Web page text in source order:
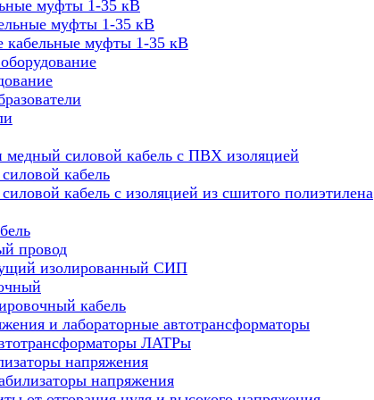
муфты 1-35 кВ
муфты 1-35 кВ
кабельные муфты 1-35 кВ
силовой кабель с ПВХ изоляцией
кабель
кабель с изоляцией из сшитого полиэтилена
провод
изолированный СИП
кабель
и лабораторные автотрансформаторы
ЛАТРы
напряжения
напряжения